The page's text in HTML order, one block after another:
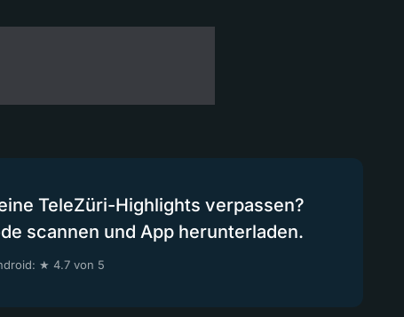
TeleZüri-Highlights verpassen?
scannen und App herunterladen.
★ 4.7 von 5